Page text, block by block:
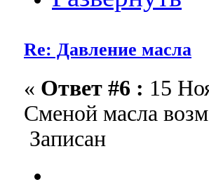
Re: Давление масла
« Ответ #6 : 15
Сменой масла
Записан